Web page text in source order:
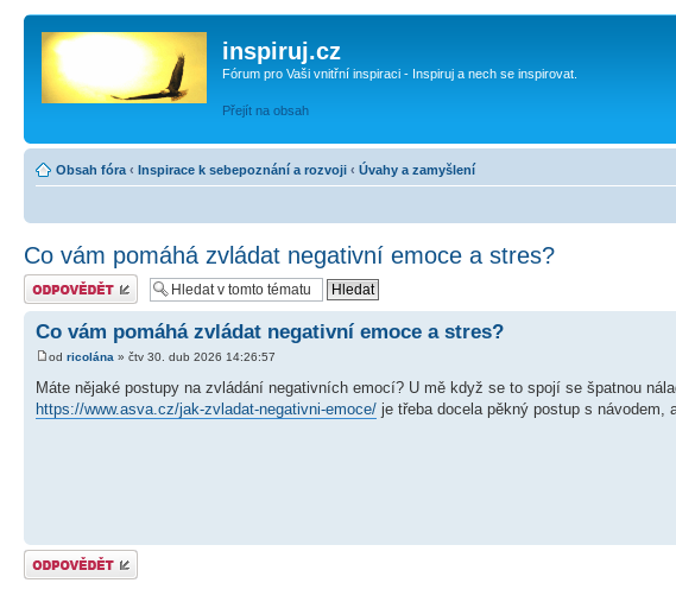
inspiruj.cz
Fórum pro Vaši vnitřní inspiraci - Inspiruj a nech se inspirovat.
Přejít na obsah
Obsah fóra ‹ Inspirace k sebepoznání a rozvoji ‹ Úvahy a zamyšlení
Co vám pomáhá zvládat negativní emoce a stres?
Odeslat odpověď
Co vám pomáhá zvládat negativní emoce a stres?
od ricolána » čtv 30. dub 2026 14:26:57
Máte nějaké postupy na zvládání negativních emocí? U mě když se to spojí se špatnou
https://www.asva.cz/jak-zvladat-negativni-emoce/ je třeba docela pěkný postup s návodem,
Odeslat odpověď